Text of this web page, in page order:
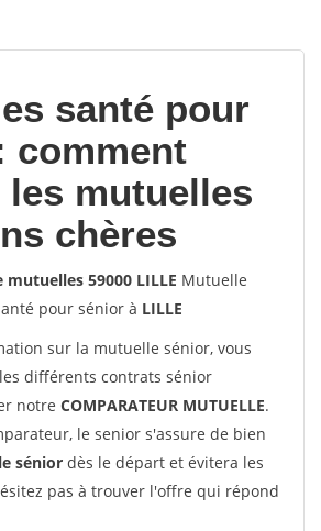
santé pour
comment
mutuelles
chères
59000 LILLE Mutuelle
pour sénior à LILLE
sur la mutuelle sénior, vous
différents contrats sénior
notre COMPARATEUR MUTUELLE.
le senior s'assure de bien
sénior dès le départ et évitera les
pas à trouver l'offre qui répond